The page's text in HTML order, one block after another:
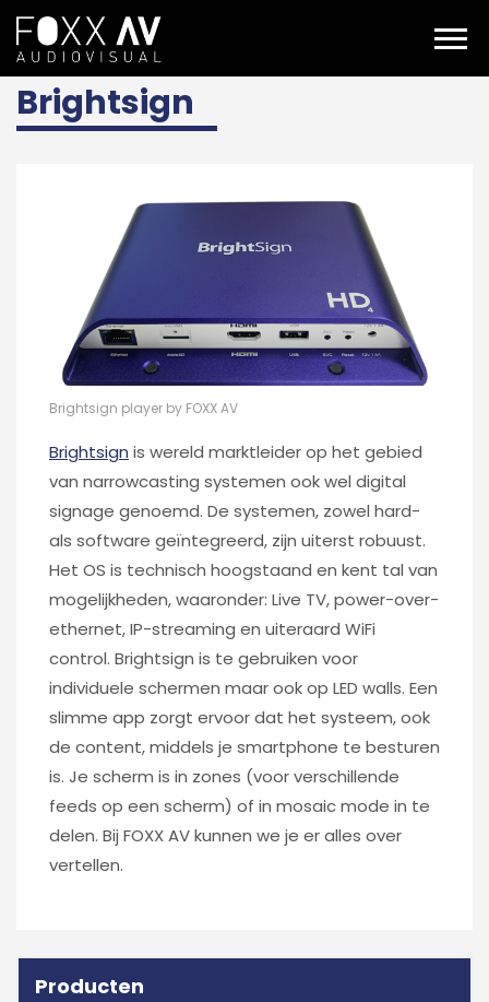
NL Brightsign
Brightsign
Brightsign player by FOXX AV
Brightsign is wereld marktleider op het gebied
van narrowcasting systemen ook wel digital
signage genoemd. De systemen, zowel hard-
als software geïntegreerd, zijn uiterst robuust.
Het OS is technisch hoogstaand en kent tal van
mogelijkheden, waaronder: Live TV, power-over-
ethernet, IP-streaming en uiteraard WiFi
control. Brightsign is te gebruiken voor
individuele schermen maar ook op LED walls. Een
slimme app zorgt ervoor dat het systeem, ook
de content, middels je smartphone te besturen
is. Je scherm is in zones (voor verschillende
feeds op een scherm) of in mosaic mode in te
delen. Bij FOXX AV kunnen we je er alles over
vertellen.
Producten